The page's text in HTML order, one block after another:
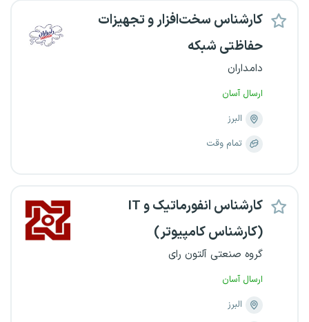
کارشناس سخت‌افزار و تجهیزات
حفاظتی شبکه
دامداران
ارسال آسان
البرز
تمام وقت
کارشناس انفورماتیک و IT
(کارشناس کامپیوتر)
گروه صنعتی آلتون رای
ارسال آسان
البرز